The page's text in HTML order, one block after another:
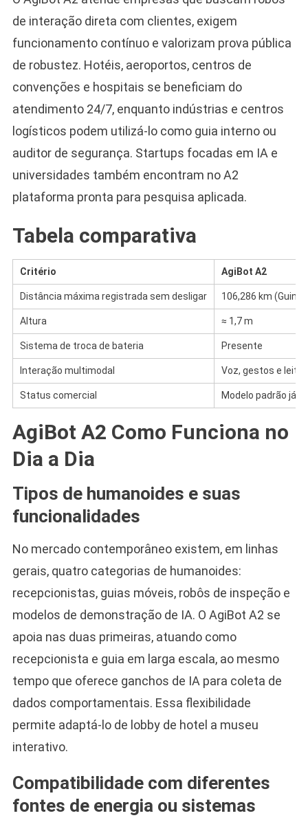
de interação direta com clientes, exigem
funcionamento contínuo e valorizam prova pública
de robustez. Hotéis, aeroportos, centros de
convenções e hospitais se beneficiam do
atendimento 24/7, enquanto indústrias e centros
logísticos podem utilizá-lo como guia interno ou
auditor de segurança. Startups focadas em IA e
universidades também encontram no A2
plataforma pronta para pesquisa aplicada.
Tabela comparativa
Critério AgiBot A2
Distância máxima registrada sem desligar 106,286 km
Altura ≈ 1,7 m
Sistema de troca de bateria Presente
Interação multimodal Voz, gestos e
Status comercial Modelo padrão já à
AgiBot A2 Como Funciona no
Dia a Dia
Tipos de humanoides e suas
funcionalidades
No mercado contemporâneo existem, em linhas
gerais, quatro categorias de humanoides:
recepcionistas, guias móveis, robôs de inspeção e
modelos de demonstração de IA. O AgiBot A2 se
apoia nas duas primeiras, atuando como
recepcionista e guia em larga escala, ao mesmo
tempo que oferece ganchos de IA para coleta de
dados comportamentais. Essa flexibilidade
permite adaptá-lo de lobby de hotel a museu
interativo.
Compatibilidade com diferentes
fontes de energia ou sistemas